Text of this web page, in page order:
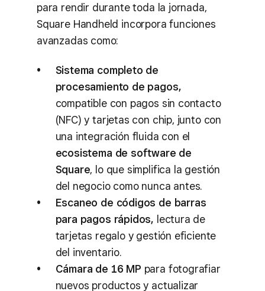
para rendir durante toda la jornada,
Square Handheld incorpora funciones
avanzadas como:
Sistema completo de
procesamiento de pagos,
compatible con pagos sin contacto
(NFC) y tarjetas con chip, junto con
una integración fluida con el
ecosistema de software de
Square, lo que simplifica la gestión
del negocio como nunca antes.
Escaneo de códigos de barras
para pagos rápidos, lectura de
tarjetas regalo y gestión eficiente
del inventario.
Cámara de 16 MP para fotografiar
nuevos productos y actualizar